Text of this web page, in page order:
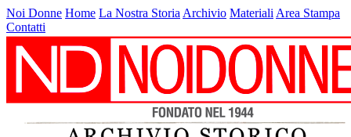
Noi Donne Home La Nostra Storia Archivio Materiali Area Stampa
Contatti